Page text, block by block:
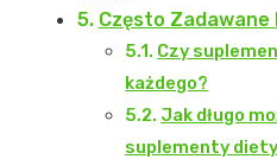
Często Zadawane
Czy
każdego?
Jak długo
suplementy